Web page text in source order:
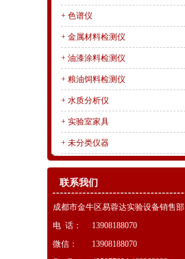
+ 色谱仪
+ 金属材料检测仪
+ 油漆涂料检测仪
+ 粮油饲料检测仪
+ 水质分析仪
+ 实验室家具
+ 未分类仪器
联系我们
成都市金牛区易蓉达实验设备销售部
电 话：
13908188070
微信：
13908188070